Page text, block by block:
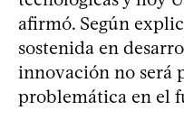
afirmó. Según
sostenida en
innovación no será
problemática en el